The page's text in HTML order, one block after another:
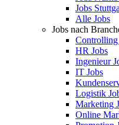
Jobs
Alle Jobs
Jobs nach
Controlling
HR Jobs
Ingenieur
IT Jobs
Logistik
Marketing
Online